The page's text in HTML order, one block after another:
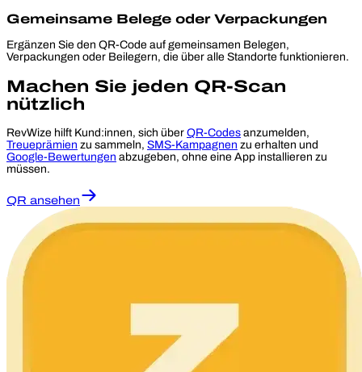
Gemeinsame Belege oder Verpackungen
Ergänzen Sie den QR-Code auf gemeinsamen Belegen,
Verpackungen oder Beilegern, die über alle Standorte funktionieren.
Machen Sie jeden QR-Scan
nützlich
RevWize hilft Kund:innen, sich über QR-Codes anzumelden,
Treueprämien zu sammeln, SMS-Kampagnen zu erhalten und
Google-Bewertungen abzugeben, ohne eine App installieren zu
müssen.
QR ansehen